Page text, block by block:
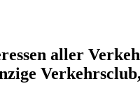
aller